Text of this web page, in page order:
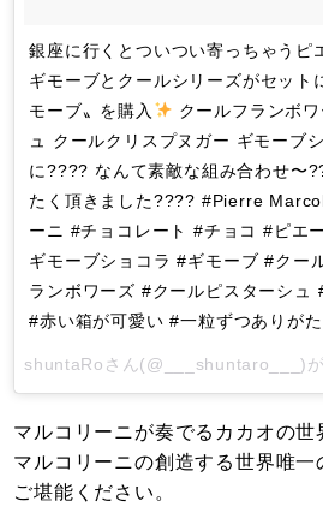
銀座に行くとついつい寄っちゃうピ
ギモーブとクールシリーズがセット
モーブ〟を購入
クールフランボ
ュ クールクリスプヌガー ギモーブ
に???? なんて素敵な組み合わせ〜
たく頂きました???? #Pierre
ーニ #チョコレート #チョコ #ピエ
ギモーブショコラ #ギモーブ #クー
ランボワーズ #クールピスターシュ
#赤い箱が可愛い #一粒ずつありが
shuntaRo さん(@___shuntaro___)
マルコリーニが奏でるカカオの世
マルコリーニの創造する世界唯一
ご堪能ください。